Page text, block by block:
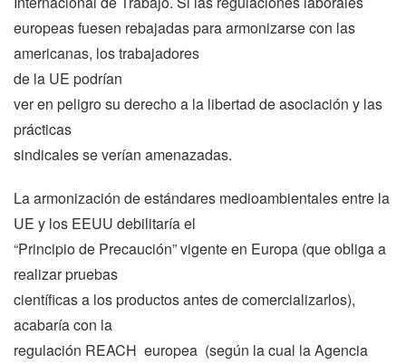
europeas fuesen rebajadas para armonizarse con las
americanas, los trabajadores
de la UE podrían
ver en peligro su derecho a la libertad de asociación y las
prácticas
sindicales se verían amenazadas.
La armonización de estándares medioambientales entre la
UE y los EEUU debilitaría el
“Principio de Precaución” vigente en Europa (que obliga a
realizar pruebas
científicas a los productos antes de comercializarlos),
acabaría con la
regulación REACH europea (según la cual la Agencia